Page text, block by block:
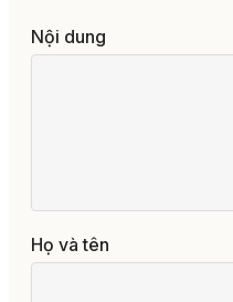
Nội dung
Họ và tên